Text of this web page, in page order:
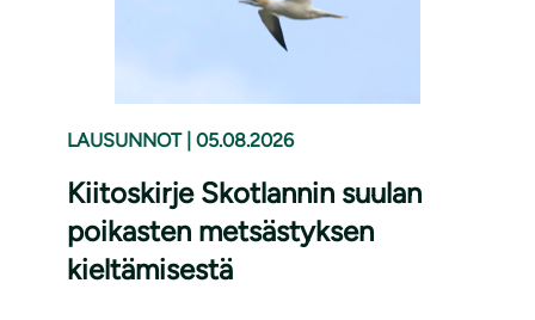
LAUSUNNOT 05.08.2026
Kiitoskirje Skotlannin suulan
poikasten metsästyksen
kieltämisestä